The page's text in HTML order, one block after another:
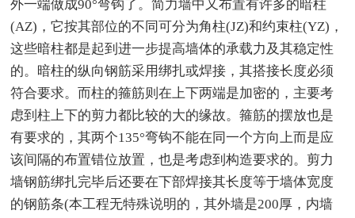
外一端做成90°弯钩了。简力墙中又布置有许多的暗柱
(AZ)，它按其部位的不同可分为角柱(JZ)和约束柱(YZ)，
这些暗柱都是起到进一步提高墙体的承载力及其稳定性
的。暗柱的纵向钢筋采用绑扎或焊接，其搭接长度必须
符合要求。而柱的箍筋则在上下两端是加密的，主要考
虑到柱上下的剪力都比较的大的缘故。箍筋的摆放也是
有要求的，其两个135°弯钩不能在同一个方向上而是应
该间隔的布置错位放置，也是考虑到构造要求的。剪力
墙钢筋绑扎完毕后还要在下部焊接其长度等于墙体宽度
的钢筋条(本工程无特殊说明的，其外墙是200厚，内墙